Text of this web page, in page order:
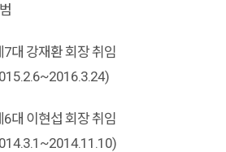
7대 강재환 회장 취임
6대 이현섭 회장 취임